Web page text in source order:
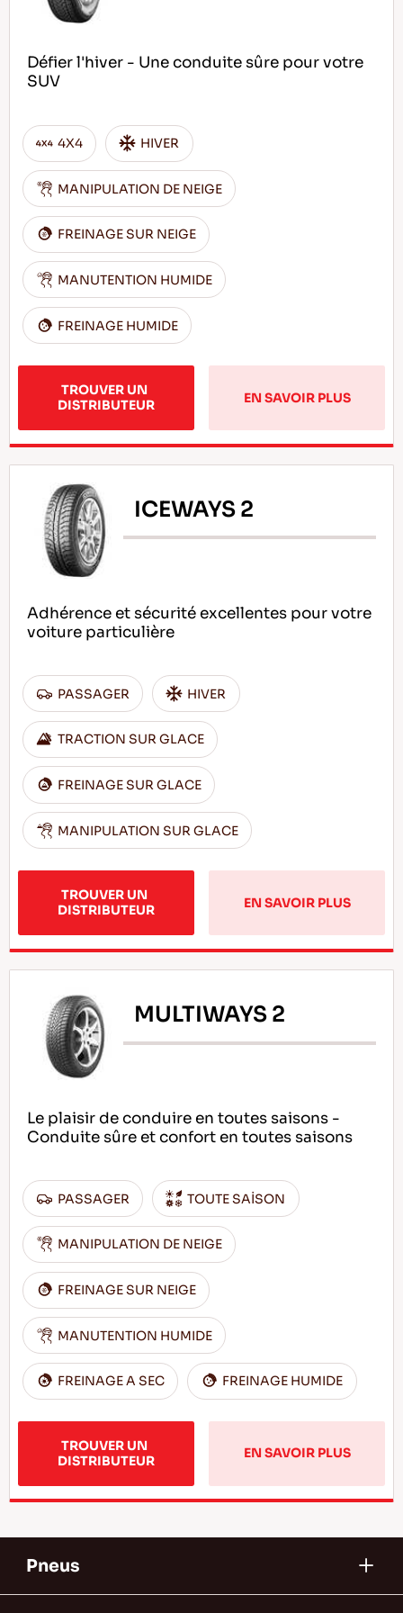
Défier l'hiver - Une conduite sûre pour votre
SUV
4X4 HIVER
MANIPULATION DE NEIGE
FREINAGE SUR NEIGE
MANUTENTION HUMIDE
FREINAGE HUMIDE
TROUVER UN
DISTRIBUTEUR
EN SAVOIR PLUS
ICEWAYS 2
Adhérence et sécurité excellentes pour votre
voiture particulière
PASSAGER HIVER
TRACTION SUR GLACE
FREINAGE SUR GLACE
MANIPULATION SUR GLACE
TROUVER UN
DISTRIBUTEUR
EN SAVOIR PLUS
MULTIWAYS 2
Le plaisir de conduire en toutes saisons -
Conduite sûre et confort en toutes saisons
PASSAGER TOUTE SAİSON
MANIPULATION DE NEIGE
FREINAGE SUR NEIGE
MANUTENTION HUMIDE
FREINAGE A SEC FREINAGE HUMIDE
TROUVER UN
DISTRIBUTEUR
EN SAVOIR PLUS
Pneus